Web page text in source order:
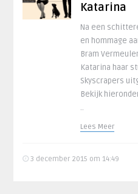
Katarina
Na een
en hommage
Bram
Katarina haar
Skyscrapers
Bekijk
..
Lees Meer
3 december 2015 om 14:49